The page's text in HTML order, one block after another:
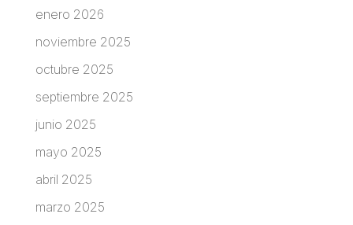
enero 2026
noviembre 2025
octubre 2025
septiembre 2025
junio 2025
mayo 2025
abril 2025
marzo 2025